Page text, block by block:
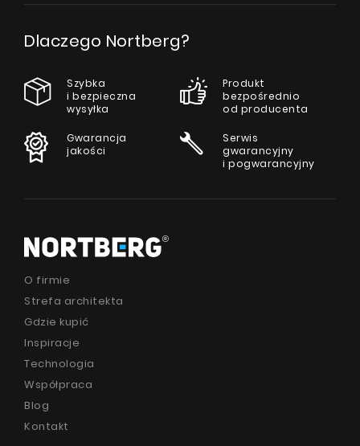
Dlaczego Nortberg?
Szybka
i bezpieczna
wysyłka
Produkt
bezpośrednio
od producenta
Gwarancja
jakości
Serwis
gwarancyjny
i pogwarancyjny
O firmie
Strefa architekta
Gdzie kupić
Inspiracje
Technologia
Współpraca
Blog
Kontakt